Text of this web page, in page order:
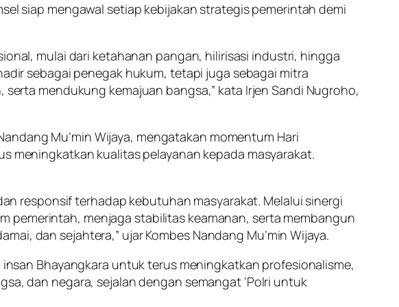
siap mengawal setiap kebijakan strategis pemerintah demi
mulai dari ketahanan pangan, hilirisasi industri, hingga
sebagai penegak hukum, tetapi juga sebagai mitra
mendukung kemajuan bangsa,” kata Irjen Sandi Nugroho,
Mu’min Wijaya, mengatakan momentum Hari
meningkatkan kualitas pelayanan kepada masyarakat.
responsif terhadap kebutuhan masyarakat. Melalui sinergi
pemerintah, menjaga stabilitas keamanan, serta membangun
dan sejahtera,” ujar Kombes Nandang Mu’min Wijaya.
Bhayangkara untuk terus meningkatkan profesionalisme,
dan negara, sejalan dengan semangat ‘Polri untuk